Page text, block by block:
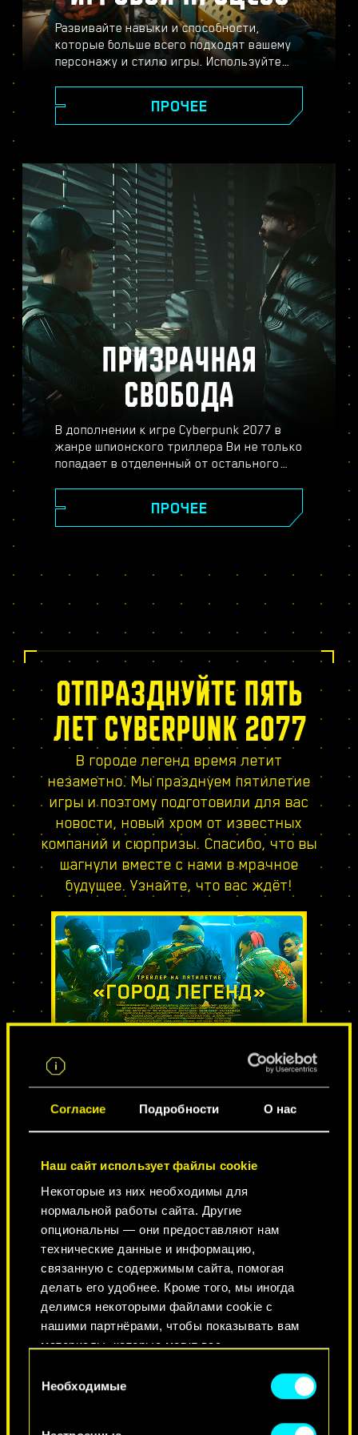
Согласие Подробности О нас
Наш сайт использует файлы cookie
Некоторые из них необходимы для
нормальной работы сайта. Другие
опциональны — они предоставляют нам
технические данные и информацию,
связанную с содержимым сайта, помогая
делать его удобнее. Кроме того, мы иногда
делимся некоторыми файлами cookie с
нашими партнёрами, чтобы показывать вам
материалы, которые могут вас
сетях. Однако все опциональные файлы
согласия
Необходимые
Развивайте навыки и способности,
которые больше всего подходят вашему
персонажу и стилю игры. Используйте
улучшайте своё тело с помощью
имплантов — всё ради того, чтобы стать
перестрелки, расправляйтесь с
противниками издалека или
прокрадывайтесь мимо охраны, чтобы
достичь своей цели.
ПРОЧЕЕ
ПРИЗРАЧНАЯ
СВОБОДА
В дополнении к игре Cyberpunk 2077 в
жанре шпионского триллера Ви не только
попадает в отделенный от остального
профессионального шпионажа. Станьте
секретным агентом и распутайте плотный
много другое.
ПРОЧЕЕ
ОТПРАЗДНУЙТЕ ПЯТЬ
ЛЕТ CYBERPUNK 2077
В городе легенд время летит
незаметно. Мы празднуем пятилетие
игры и поэтому подготовили для вас
новости, новый хром от известных
компаний и сюрпризы. Спасибо, что вы
шагнули вместе с нами в мрачное
будущее. Узнайте, что вас ждёт!
КРАСОТА НЕ УМИРАЕТ